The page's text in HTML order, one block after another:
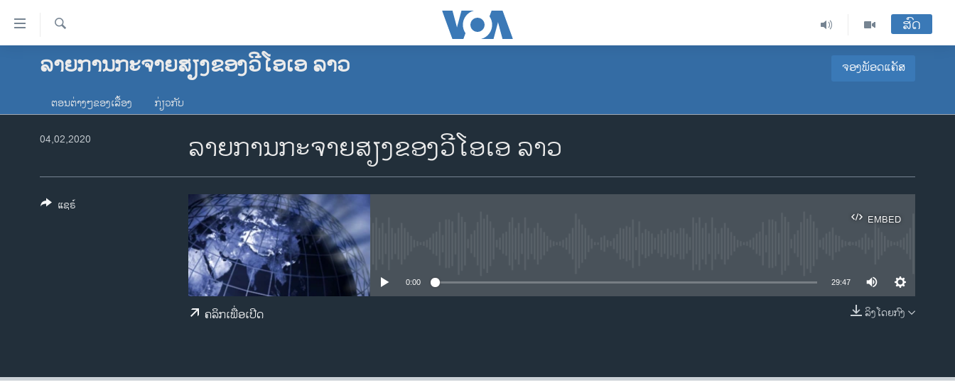
ລິ້ງ
ສຳຫລັບ
ຂ້າມ
ໂຮມເພຈ
ອາເມຣິກາ
ການເລືອກຕັ້ງ ປະທານາທີບໍດີ ສະຫະລັດ
ຂ່າວ​ຈີນ
ສົດ
ລາຍການກະຈາຍສຽງຂອງວີໂອເອ ລາວ ຈອງພັອດແຄັສ
Apple Podcasts
ຈອງ
ຕອນຕ່າງໆຂອງເລື້ອງ ກ່ຽວກັບ
ລາຍການກະຈາຍສຽງຂອງວີໂອເອ ລາວ
04,02,2020
EMBED
EMBED
0:00 29:47
ລິງໂດຍກົງ
ຄລິກເພື່ອເປີດ
ແຊຣ໌